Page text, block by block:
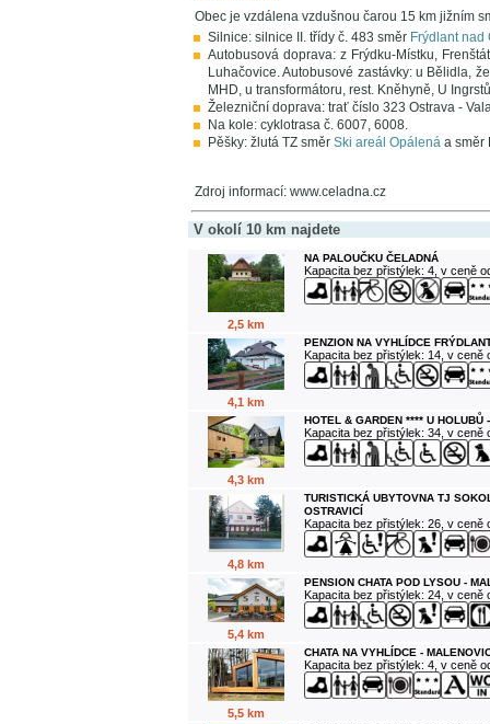
Obec je vzdálena vzdušnou čarou 15 km jižním
Silnice: silnice II. třídy č. 483 směr Frýdlant nad
Autobusová doprava: z Frýdku-Místku,
Luhačovice. Autobusové zastávky: u Bělidla,
MHD, u transformátoru, rest. Kněhyně, U
Železniční doprava: trať číslo 323 Ostrava -
Na kole: cyklotrasa č. 6007, 6008.
Pěšky: žlutá TZ směr Ski areál Opálená a směr
Zdroj informací: www.celadna.cz
V okolí 10 km najdete
2,5 km
NA PALOUČKU ČELADNÁ
Kapacita bez přistýlek: 4, v ceně
4,1 km
PENZION NA VYHLÍDCE
Kapacita bez přistýlek: 14, v ceně
4,3 km
HOTEL & GARDEN **** U HOLUBŮ
Kapacita bez přistýlek: 34, v ceně
4,8 km
TURISTICKÁ UBYTOVNA TJ
OSTRAVICÍ
Kapacita bez přistýlek: 26, v ceně
5,4 km
PENSION CHATA POD LYSOU -
Kapacita bez přistýlek: 24, v ceně
5,5 km
CHATA NA VYHLÍDCE -
Kapacita bez přistýlek: 4, v ceně